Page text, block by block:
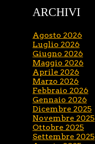
ARCHIVI
Agosto 2026
Luglio 2026
Giugno 2026
Maggio 2026
Aprile 2026
Marzo 2026
Febbraio 2026
Gennaio 2026
Dicembre 2025
Novembre 2025
Ottobre 2025
Settembre 2025